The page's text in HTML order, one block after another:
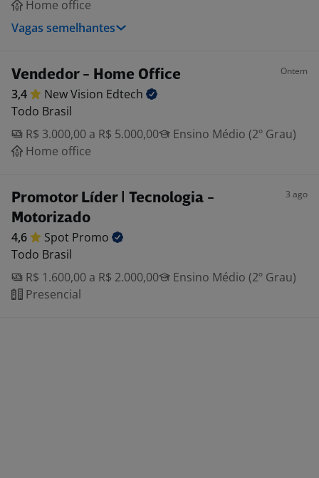
Home office
Vagas semelhantes
Vendedor - Home Office Ontem
3,4 New Vision Edtech
Todo Brasil
R$ 3.000,00 a R$ 5.000,00
Ensino Médio (2º Grau)
Home office
Promotor Líder | Tecnologia -
Motorizado
3 ago
4,6 Spot Promo
Todo Brasil
R$ 1.600,00 a R$ 2.000,00
Ensino Médio (2º Grau)
Presencial